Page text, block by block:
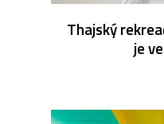
Thajský
je